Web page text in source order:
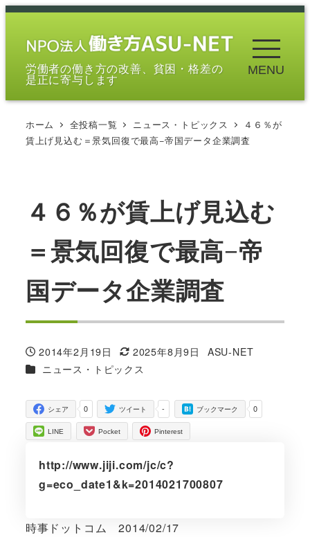
メ
労働者の働き方の改善、貧困・格差の
是正に寄与します
MENU
ホーム 全投稿一覧 ニュース・トピックス
４６％が
賃上げ見込む＝景気回復で最高−帝国データ企業調査
４６％が賃上げ見込む
＝景気回復で最高−帝
国データ企業調査
投稿日
2014年2月19日
更新日
2025年8月9日
著
ASU-NET
カテゴリー
ニュース・トピックス
0
シェア -
ツイート 0
ブックマーク
LINE Pocket Pinterest
http://www.jiji.com/jc/c?
g=eco_date1&k=2014021700807
時事ドットコム 2014/02/17